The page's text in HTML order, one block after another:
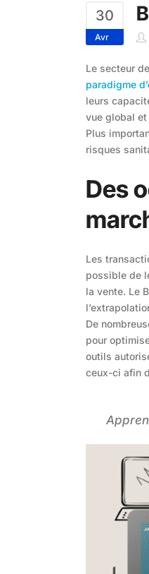
30
Avr
Le secteur
paradigme
leurs
vue global
Plus
risques
Des
Les
possible de
la vente. Le
De
pour
outils
ceux-ci afin